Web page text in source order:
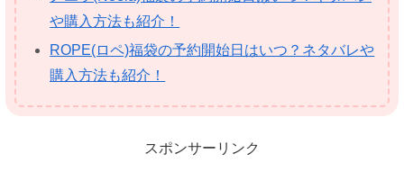
や購入方法も紹介！
ROPE(ロペ)福袋の予約開始日はいつ？ネタバレや
購入方法も紹介！
スポンサーリンク